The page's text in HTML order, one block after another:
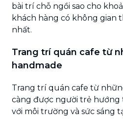
bài trí chỗ ngồi sao cho
khách hàng có không gian
nhất.
Trang trí quán cafe từ
handmade
Trang trí quán cafe từ
càng được người trẻ hướng
với môi trường và sức sáng